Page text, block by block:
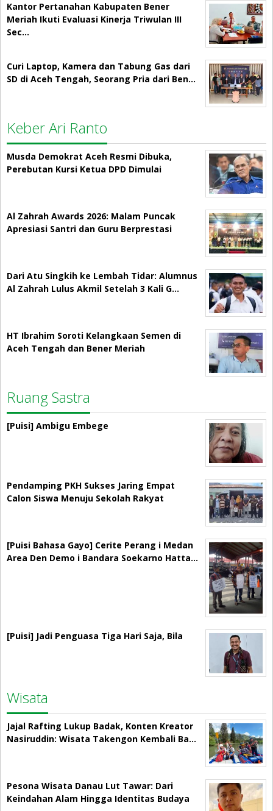
Kantor Pertanahan Kabupaten Bener
Meriah Ikuti Evaluasi Kinerja Triwulan III
Sec…
Curi Laptop, Kamera dan Tabung Gas dari
SD di Aceh Tengah, Seorang Pria dari Ben…
Keber Ari Ranto
Musda Demokrat Aceh Resmi Dibuka,
Perebutan Kursi Ketua DPD Dimulai
Al Zahrah Awards 2026: Malam Puncak
Apresiasi Santri dan Guru Berprestasi
Dari Atu Singkih ke Lembah Tidar: Alumnus
Al Zahrah Lulus Akmil Setelah 3 Kali G…
HT Ibrahim Soroti Kelangkaan Semen di
Aceh Tengah dan Bener Meriah
Ruang Sastra
[Puisi] Ambigu Embege
Pendamping PKH Sukses Jaring Empat
Calon Siswa Menuju Sekolah Rakyat
[Puisi Bahasa Gayo] Cerite Perang i Medan
Area Den Demo i Bandara Soekarno Hatta…
[Puisi] Jadi Penguasa Tiga Hari Saja, Bila
Wisata
Jajal Rafting Lukup Badak, Konten Kreator
Nasiruddin: Wisata Takengon Kembali Ba…
Pesona Wisata Danau Lut Tawar: Dari
Keindahan Alam Hingga Identitas Budaya